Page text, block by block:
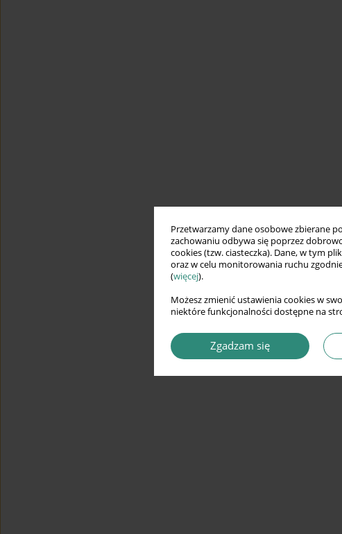
Przetwarzamy dane osobowe zbierane
zachowaniu odbywa się poprzez
cookies (tzw. ciasteczka). Dane, w tym
oraz w celu monitorowania ruchu
(więcej).
Możesz zmienić ustawienia cookies w
niektóre funkcjonalności dostępne na
Zgadzam się